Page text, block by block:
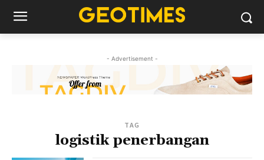
- Advertisement -
TAG
logistik penerbangan